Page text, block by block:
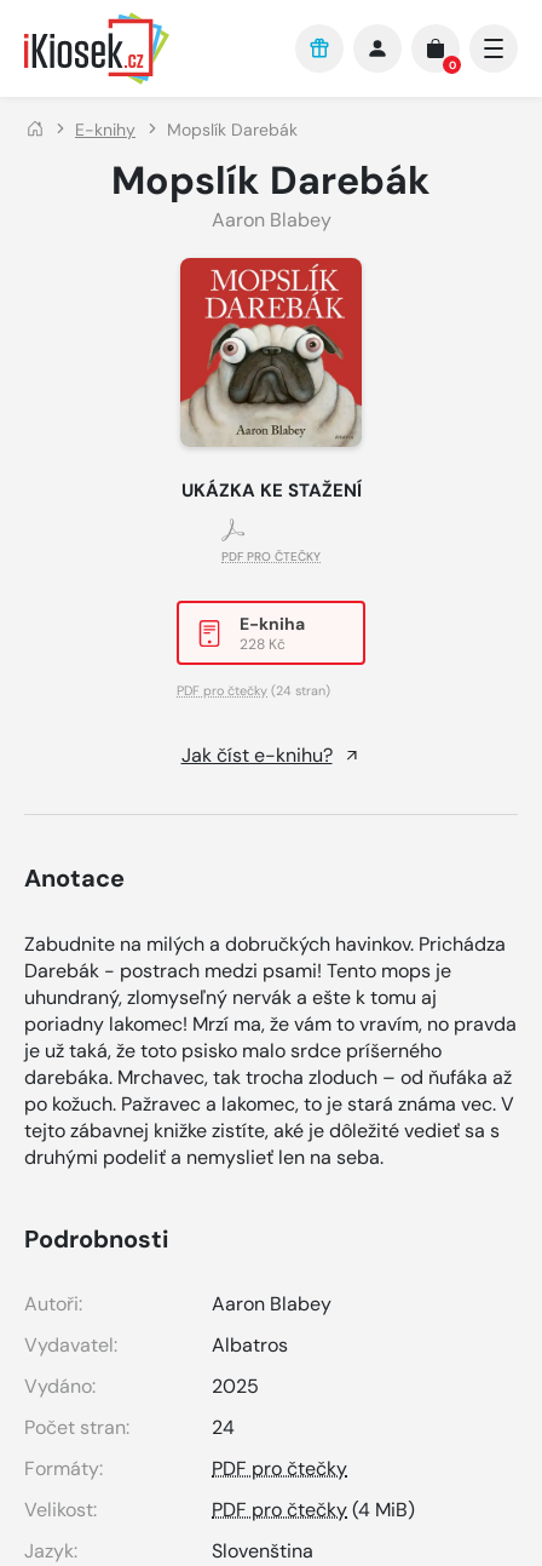
Přejít na hlavní obsah
0
E-knihy Mopslík Darebák
Mopslík Darebák
Aaron Blabey
UKÁZKA KE STAŽENÍ
PDF PRO ČTEČKY
E-kniha
228 Kč
PDF pro čtečky (24 stran)
Jak číst e-knihu?
Anotace
Zabudnite na milých a dobručkých havinkov. Prichádza
Darebák - postrach medzi psami! Tento mops je
uhundraný, zlomyseľný nervák a ešte k tomu aj
poriadny lakomec! Mrzí ma, že vám to vravím, no pravda
je už taká, že toto psisko malo srdce príšerného
darebáka. Mrchavec, tak trocha zloduch – od ňufáka až
po kožuch. Pažravec a lakomec, to je stará známa vec. V
tejto zábavnej knižke zistíte, aké je dôležité vedieť sa s
druhými podeliť a nemyslieť len na seba.
Podrobnosti
Autoři:
Aaron Blabey
Vydavatel:
Albatros
Vydáno:
2025
Počet stran:
24
Formáty:
PDF pro čtečky
Velikost:
PDF pro čtečky(4 MiB)
Jazyk:
Slovenština